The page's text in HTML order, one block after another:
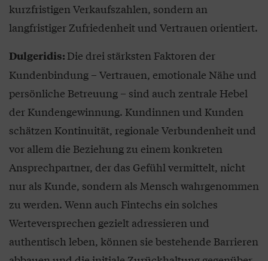
kurzfristigen Verkaufszahlen, sondern an
langfristiger Zufriedenheit und Vertrauen orientiert.
Dulgeridis:Die drei stärksten Faktoren der
Kundenbindung – Vertrauen, emotionale Nähe und
persönliche Betreuung – sind auch zentrale Hebel
der Kundengewinnung. Kundinnen und Kunden
schätzen Kontinuität, regionale Verbundenheit und
vor allem die Beziehung zu einem konkreten
Ansprechpartner, der das Gefühl vermittelt, nicht
nur als Kunde, sondern als Mensch wahrgenommen
zu werden. Wenn auch Fintechs ein solches
Werteversprechen gezielt adressieren und
authentisch leben, können sie bestehende Barrieren